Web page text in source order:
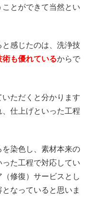
とができて当然とい
感じたのは、洗浄技
術も優れているからで
ただくと分かります
仕上げといった工程
染色し、素材本来の
た工程で対応してい
修復）サービスとし
なっていると思いま